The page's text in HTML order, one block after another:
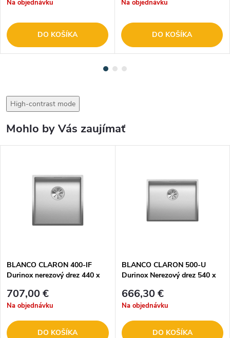
Na objednávku
DO KOŠÍKA
Na objednávku
DO KOŠÍKA
High-contrast mode
Mohlo by Vás zaujímať
BLANCO CLARON 400-IF
Durinox nerezový drez 440 x
707,00 €
Na objednávku
DO KOŠÍKA
BLANCO CLARON 500-U
Durinox Nerezový drez 540 x
666,30 €
Na objednávku
DO KOŠÍKA